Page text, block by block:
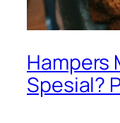
Hampers
Spesial?